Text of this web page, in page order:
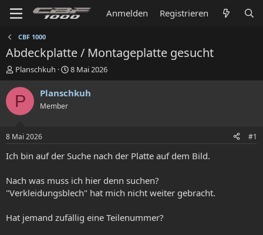
Anmelden Registrieren
CBF 1000
Abdeckplatte / Montageplatte gesucht
E
r
s
l
e
r
Planschkuh
E
r
s
t
a
8 Mai 2026
P Planschkuh
Member
8 Mai 2026 #1
Ich bin auf der Suche nach der Platte auf dem Bild.
Nach was muss ich hier denn suchen?
"Verkleidungsblech" hat mich nicht weiter gebracht.
Hat jemand zufällig eine Teilenummer?